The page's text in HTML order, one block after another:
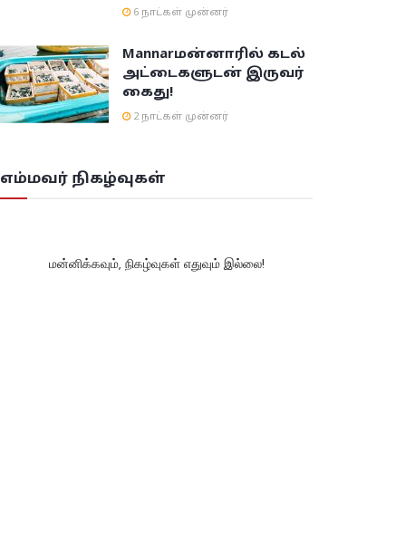
6 நாட்கள் முன்னர்
Mannarமன்னாரில் கடல்
அட்டைகளுடன் இருவர்
கைது!
2 நாட்கள் முன்னர்
எம்மவர் நிகழ்வுகள்
மன்னிக்கவும், நிகழ்வுகள் எதுவும் இல்லை!